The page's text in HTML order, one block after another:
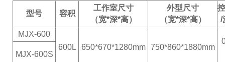
型号 容积
工作室尺寸
（宽*深*高）
外型尺寸
（宽*深*高）
/
MJX-600
600L 650*670*1280mm 750*860*1880mm
MJX-600S